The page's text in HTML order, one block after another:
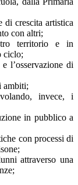
di crescita artistica
con altri;
territorio e in
ciclo;
l’osservazione di
ambiti;
invece, i
in pubblico a
con processi di
attraverso una